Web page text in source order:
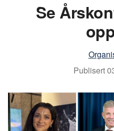
Se
Publisert